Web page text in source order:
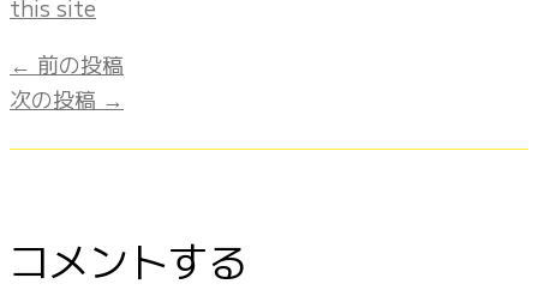
this site
← 前の投稿
次の投稿 →
コメントする